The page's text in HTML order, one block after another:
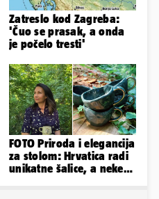
Zatreslo kod Zagreba:
'Čuo se prasak, a onda
je počelo tresti'
FOTO Priroda i elegancija
za stolom: Hrvatica radi
unikatne šalice, a neke